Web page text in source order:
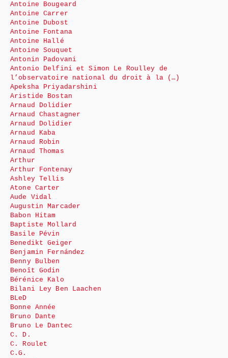
Antoine Bougeard
Antoine Carrer
Antoine Dubost
Antoine Fontana
Antoine Hallé
Antoine Souquet
Antonin Padovani
Antonio Delfini et Simon Le Roulley de
l’observatoire national du droit à la (…)
Apeksha Priyadarshini
Aristide Bostan
Arnaud Dolidier
Arnaud Chastagner
Arnaud Dolidier
Arnaud Kaba
Arnaud Robin
Arnaud Thomas
Arthur
Arthur Fontenay
Ashley Tellis
Atone Carter
Aude Vidal
Augustin Marcader
Babon Hitam
Baptiste Mollard
Basile Pévin
Benedikt Geiger
Benjamin Fernández
Benny Bulben
Benoît Godin
Bérénice Kalo
Bilani Ley Ben Laachen
BLeD
Bonne Année
Bruno Dante
Bruno Le Dantec
C. D.
C. Roulet
C.G.